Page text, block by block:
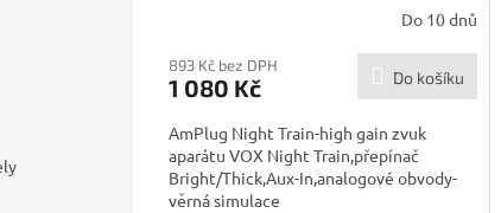
Do 10 dnů
893 Kč bez DPH
1 080 Kč Do košíku
AmPlug Night Train-high gain zvuk
aparátu VOX Night Train,přepínač
Bright/Thick,Aux-In,analogové obvody-
věrná simulace